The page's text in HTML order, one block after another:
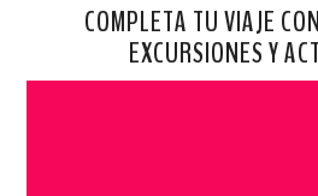
COMPLETA TU VIAJE
EXCURSIONES Y